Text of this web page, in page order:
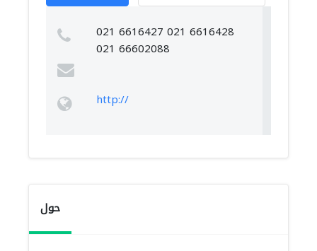
021 6616427 021 6616428
021 66602088
http://
حول